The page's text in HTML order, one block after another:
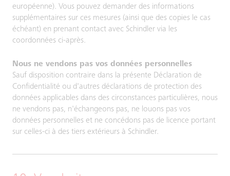
européenne). Vous pouvez demander des informations
supplémentaires sur ces mesures (ainsi que des copies le cas
échéant) en prenant contact avec Schindler via les
coordonnées ci-après.
Nous ne vendons pas vos données personnelles
Sauf disposition contraire dans la présente Déclaration de
Confidentialité ou d'autres déclarations de protection des
données applicables dans des circonstances particulières, nous
ne vendons pas, n'échangeons pas, ne louons pas vos
données personnelles et ne concédons pas de licence portant
sur celles-ci à des tiers extérieurs à Schindler.